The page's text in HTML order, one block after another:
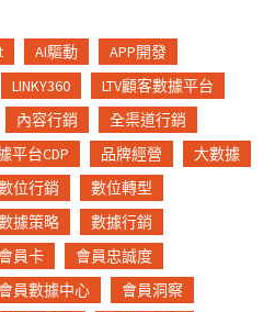
AI驅動
APP開發
LINKY360
LTV顧客數據平台
內容行銷
全渠道行銷
平台CDP 品牌經營
大數據
位行銷
數位轉型
據策略
數據行銷
會員卡
會員忠誠度
會員數據中心
會員洞察